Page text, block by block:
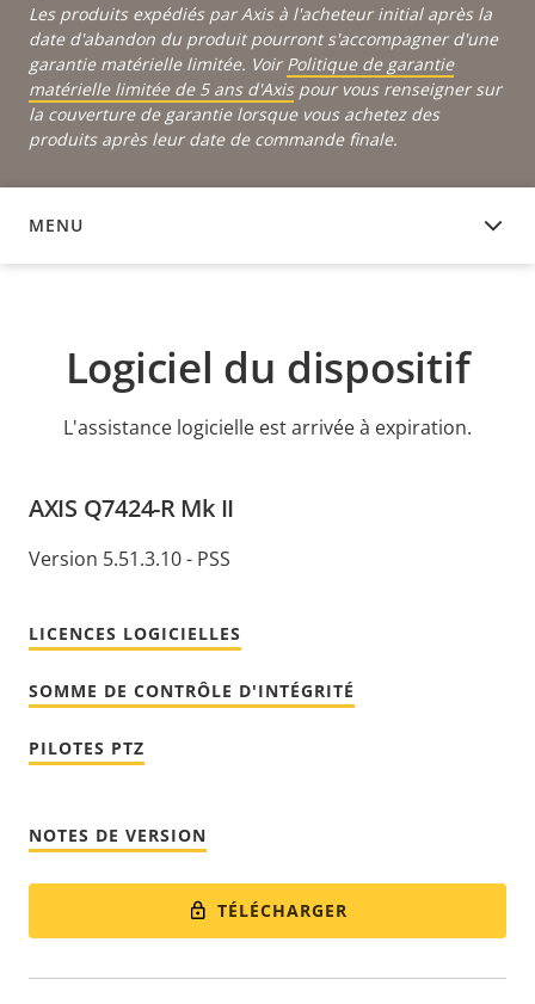
Les produits expédiés par Axis à l'acheteur initial après la
date d'abandon du produit pourront s'accompagner d'une
garantie matérielle limitée. Voir Politique de garantie
matérielle limitée de 5 ans d'Axispour vous renseigner sur
la couverture de garantie lorsque vous achetez des
produits après leur date de commande finale.
MENU
LOGICIEL DU DISPOSITIF
Logiciel du dispositif
L'assistance logicielle est arrivée à expiration.
AXIS Q7424-R Mk II
Version 5.51.3.10 - PSS
LICENCES LOGICIELLES
SOMME DE CONTRÔLE D'INTÉGRITÉ
PILOTES PTZ
NOTES DE VERSION
TÉLÉCHARGER